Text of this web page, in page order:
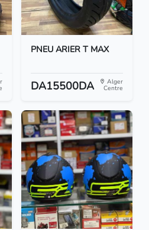
PNEU ARIER T MAX
DA15500DA Alger
Centre